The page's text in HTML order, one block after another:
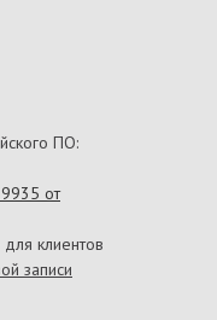
ПО:
от
клиентов
записи